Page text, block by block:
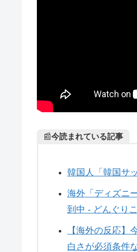
📰今読まれている記事
韓国人「韓国サ
海外「ディズニ
到中 - どんぐりこ
【海外の反応
白さが必須条件